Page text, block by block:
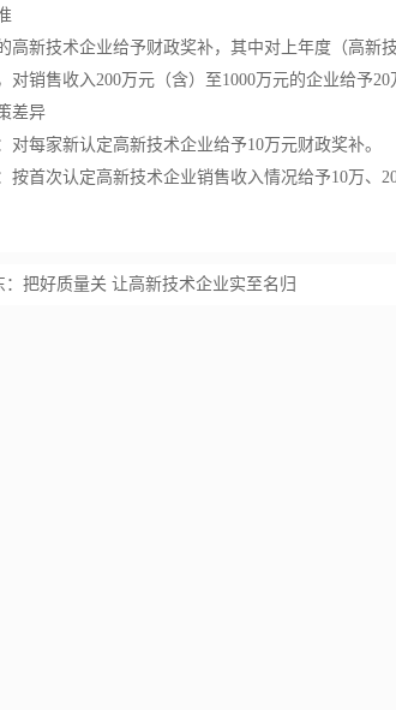
高新技术企业给予财政奖补，其中对上年度（高新
对销售收入200万元（含）至1000万元的企业给予
差异
对每家新认定高新技术企业给予10万元财政奖补。
按首次认定高新技术企业销售收入情况给予10万、
：把好质量关 让高新技术企业实至名归